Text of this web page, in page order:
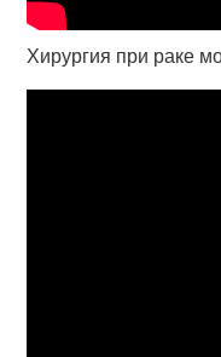
Хирургия при раке